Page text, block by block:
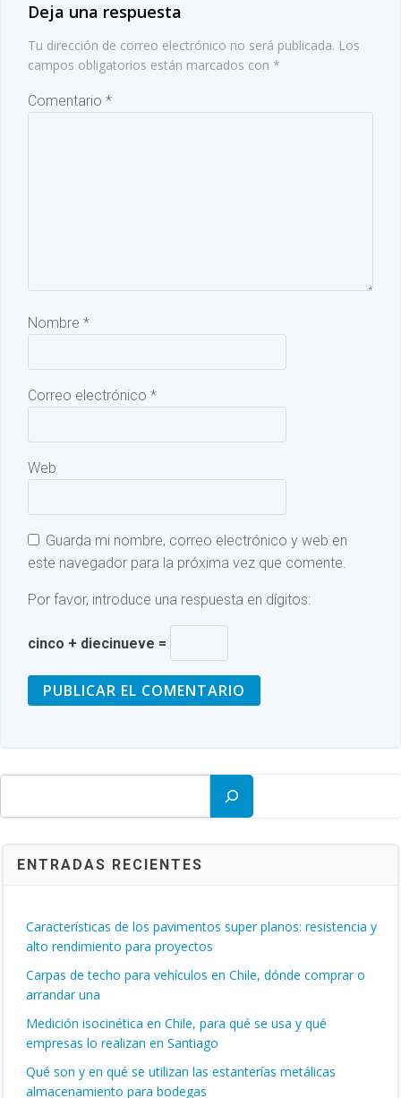
Deja una respuesta
Tu dirección de correo electrónico no será publicada. Los
campos obligatorios están marcados con *
Comentario *
Nombre *
Correo electrónico *
Web
Guarda mi nombre, correo electrónico y web en
este navegador para la próxima vez que comente.
Por favor, introduce una respuesta en dígitos:
cinco + diecinueve =
ENTRADAS RECIENTES
Características de los pavimentos super planos: resistencia y
alto rendimiento para proyectos
Carpas de techo para vehículos en Chile, dónde comprar o
arrandar una
Medición isocinética en Chile, para qué se usa y qué
empresas lo realizan en Santiago
Qué son y en qué se utilizan las estanterías metálicas
almacenamiento para bodegas